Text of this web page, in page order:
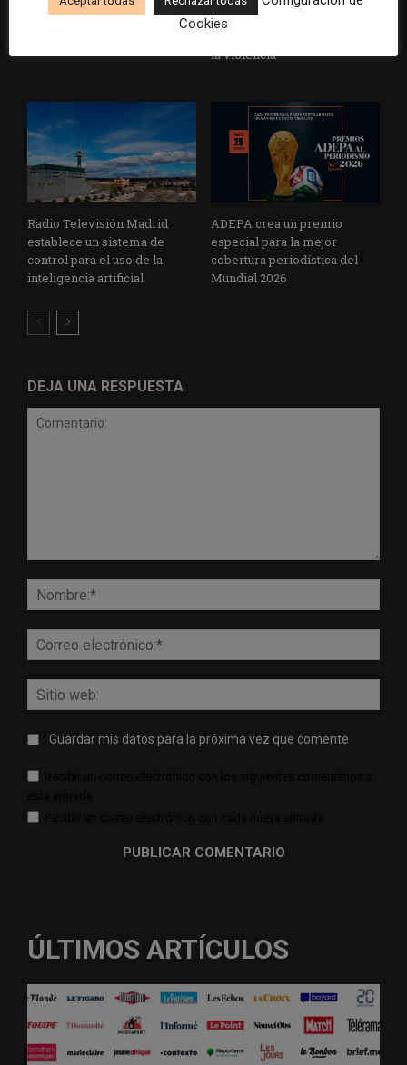
cooperativa pierde 38.542
Brasil, España y El Salvador
la violencia
Radio Televisión Madrid
establece un sistema de
control para el uso de la
inteligencia artificial
ADEPA crea un premio
especial para la mejor
cobertura periodística del
Mundial 2026
DEJA UNA RESPUESTA
Guardar mis datos para la próxima vez que comente
ÚLTIMOS ARTÍCULOS
Cookies